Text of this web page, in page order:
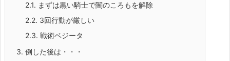
2.1. まずは黒い騎士で闇のころもを解除
2.2. 3回行動が厳しい
2.3. 戦術ベジータ
3. 倒した後は・・・